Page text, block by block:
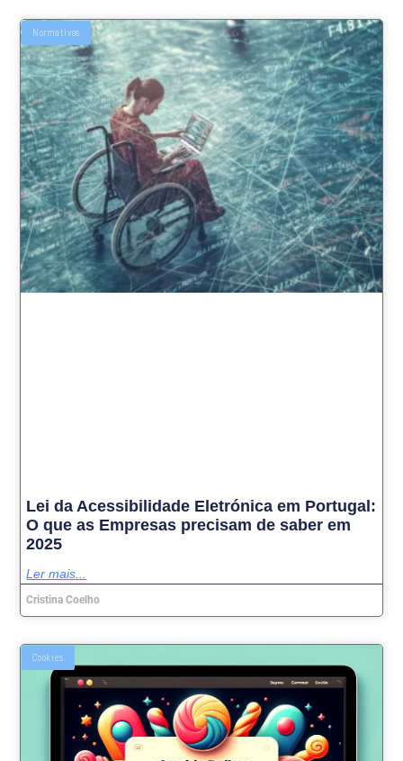
Normativos
Lei da Acessibilidade Eletrónica em Portugal:
O que as Empresas precisam de saber em
2025
Ler mais...
Cristina Coelho
Cookies